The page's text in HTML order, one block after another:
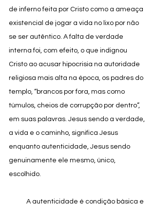
de inferno feita por Cristo como a ameaça
existencial de jogar a vida no lixo por não
se ser autêntico. A falta de verdade
interna foi, com efeito, o que indignou
Cristo ao acusar hipocrisia na autoridade
religiosa mais alta na época, os padres do
templo, “brancos por fora, mas como
túmulos, cheios de corrupção por dentro”,
em suas palavras. Jesus sendo a verdade,
a vida e o caminho, significa Jesus
enquanto autenticidade, Jesus sendo
genuinamente ele mesmo, único,
escolhido.